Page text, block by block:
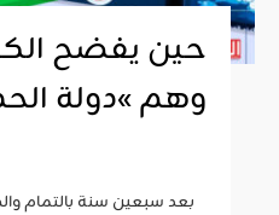
وهم »دولة